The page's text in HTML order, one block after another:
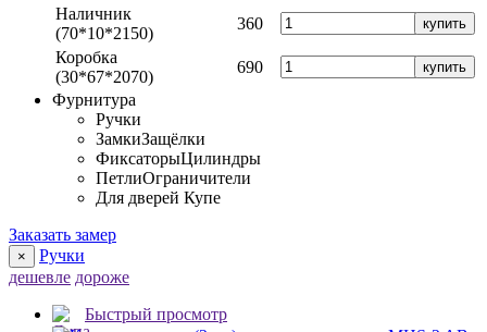
Наличник
(70*10*2150)
360 купить
Коробка
(30*67*2070)
690 купить
Фурнитура
Ручки
ЗамкиЗащёлки
ФиксаторыЦилиндры
ПетлиОграничители
Для дверей Купе
Заказать замер
×
Ручки
дешевле дороже
Быстрый просмотр